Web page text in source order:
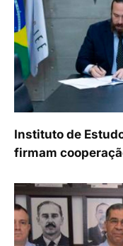
Instituto de
firmam